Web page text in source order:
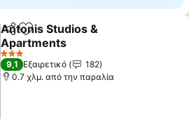
Κοινοποίηση
Προσθήκη στα αγαπημένα
Antonis Studios &
Apartments
3 Αστέρια
9,1 Εξαιρετικό
182
0.7 χλμ. από την παραλία